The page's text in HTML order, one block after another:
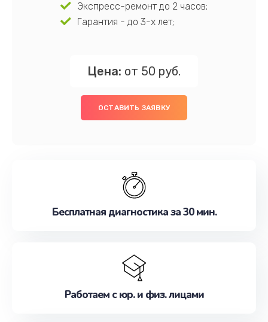
Экспресс-ремонт до 2 часов;
Гарантия - до 3-х лет;
Цена: от 50 руб.
ОСТАВИТЬ ЗАЯВКУ
Бесплатная диагностика за 30 мин.
Работаем с юр. и физ. лицами